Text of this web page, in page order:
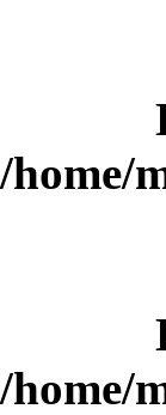
/home/
/home/